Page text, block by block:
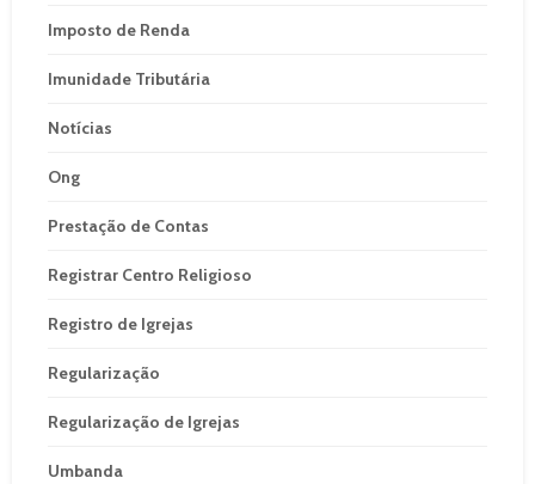
Imposto de Renda
Imunidade Tributária
Notícias
Ong
Prestação de Contas
Registrar Centro Religioso
Registro de Igrejas
Regularização
Regularização de Igrejas
Umbanda